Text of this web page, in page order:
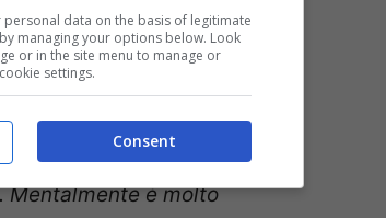
vita più difficile».
che nel
costanza necessaria:
in pista c’è
è molto
data on the basis of legitimate
managing your options below. Look
or in the site menu to manage or
settings.
Consent